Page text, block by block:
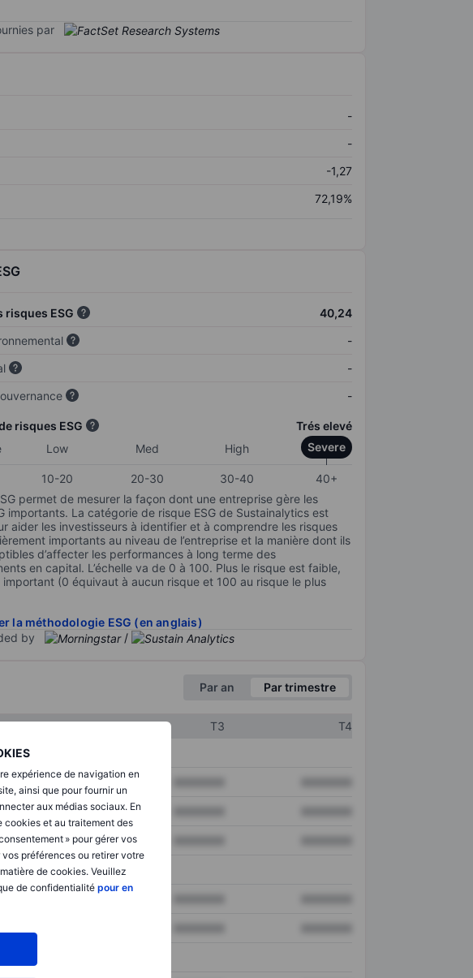
expérience de navigation en
ainsi que pour fournir un
aux médias sociaux. En
cookies et au traitement des
» pour gérer vos
préférences ou retirer votre
de cookies. Veuillez
de confidentialité pour en
par
-
-
-1,27
72,19%
risques ESG
40,24
-
-
-
risques ESG
Trés elevé
Low Med High Severe
10-20 20-30 30-40
40+
permet de mesurer la façon dont une entreprise gère les
importants. La catégorie de risque ESG de Sustainalytics est
aider les investisseurs à identifier et à comprendre les risques
importants au niveau de l’entreprise et la manière dont ils
d’affecter les performances à long terme des
en capital. L’échelle va de 0 à 100. Plus le risque est faible,
important (0 équivaut à aucun risque et 100 au risque le plus
la méthodologie ESG (en anglais)
by
/
Par an Par trimestre
T2 T3
T4
XXXXXXX
XXXXXXX
XXXXXXX